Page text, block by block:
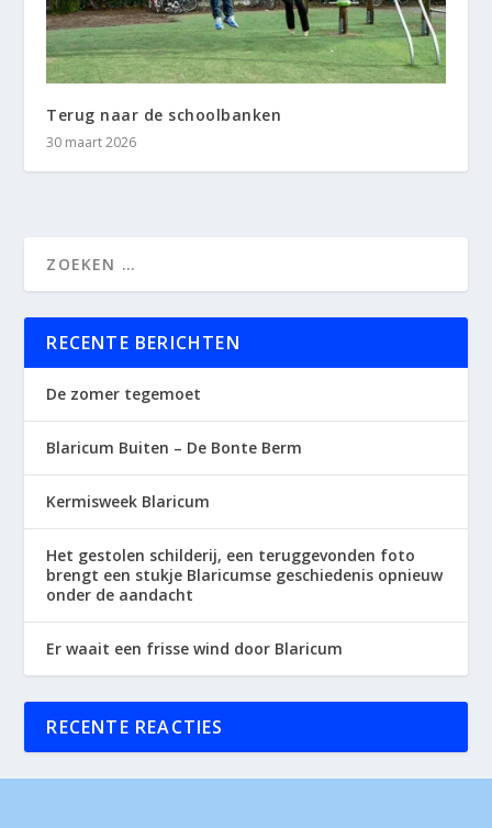
Terug naar de schoolbanken
30 maart 2026
RECENTE BERICHTEN
De zomer tegemoet
Blaricum Buiten – De Bonte Berm
Kermisweek Blaricum
Het gestolen schilderij, een teruggevonden foto
brengt een stukje Blaricumse geschiedenis opnieuw
onder de aandacht
Er waait een frisse wind door Blaricum
RECENTE REACTIES